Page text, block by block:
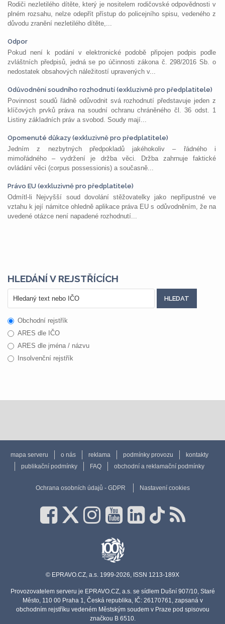
Rodiči nezletilého dítěte, který je nositelem rodičovské odpovědnosti v
plném rozsahu, nelze odepřít přístup do policejního spisu, vedeného z
důvodu zranění nezletilého dítěte,...
Odpor
Pokud není k podání v elektronické podobě připojen podpis podle
zvláštních předpisů, jedná se po účinnosti zákona č. 298/2016 Sb. o
nedostatek obsahových náležitostí upravených v...
Odůvodnění soudního rozhodnutí (exkluzivně pro předplatitele)
Povinnost soudů řádně odůvodnit svá rozhodnutí představuje jeden z
klíčových prvků práva na soudní ochranu chráněného čl. 36 odst. 1
Listiny základních práv a svobod. Soudy mají...
Opomenuté důkazy (exkluzivně pro předplatitele)
Jedním z nezbytných předpokladů jakéhokoliv – řádného i
mimořádného – vydržení je držba věci. Držba zahrnuje faktické
ovládání věci (corpus possessionis) a současně...
Právo EU (exkluzivně pro předplatitele)
Odmítl-li Nejvyšší soud dovolání stěžovatelky jako nepřípustné ve
vztahu k její námitce ohledně aplikace práva EU s odůvodněním, že na
uvedené otázce není napadené rozhodnutí...
HLEDÁNÍ V REJSTŘÍCÍCH
Obchodní rejstřík
ARES dle IČO
ARES dle jména / názvu
Insolvenční rejstřík
mapa serveru o nás reklama podmínky provozu
kontakty
publikační podmínky
FAQ obchodní a reklamační podmínky
Ochrana osobních údajů - GDPR Nastavení cookies
© EPRAVO.CZ, a.s. 1999-2026, ISSN 1213-189X
Provozovatelem serveru je EPRAVO.CZ, a.s. se sídlem Dušní 907/10, Staré
Město, 110 00 Praha 1, Česká republika, IČ: 26170761, zapsaná v
obchodním rejstříku vedeném Městským soudem v Praze pod spisovou
značkou B 6510.